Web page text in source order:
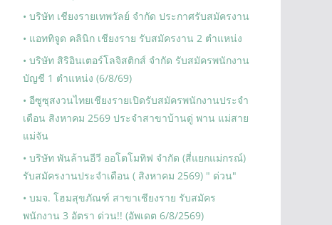
• บริษัท เชียงรายเทพวัลย์ จำกัด ประกาศรับสมัครงาน
• แอททิจูด คลินิก เชียงราย รับสมัครงาน 2 ตำแหน่ง
• บริษัท สิริอินเตอร์โลจิสติกส์ จำกัด รับสมัครพนักงาน
บัญชี 1 ตำแหน่ง (6/8/69)
• อีซูซุสงวนไทยเชียงรายเปิดรับสมัครพนักงานประจำ
เดือน สิงหาคม 2569 ประจำสาขาบ้านดู่ พาน แม่สาย
แม่จัน
• บริษัท พันล้านอีวี ออโตโมทิฟ จำกัด (สี่แยกแม่กรณ์)
รับสมัครงานประจำเดือน ( สิงหาคม 2569) " ด่วน"
• บมจ. โฮมสุขภัณฑ์ สาขาเชียงราย รับสมัคร
พนักงาน 3 อัตรา ด่วน!! (อัพเดต 6/8/2569)